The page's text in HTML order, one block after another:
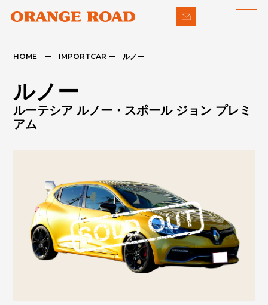
- 輸入車
CONTACT
PRIVACY POLICY
HOME ー IMPORTCAR ー ルノー
ルノー
ルーテシア ルノー・スポール ジョン プレミ
アム